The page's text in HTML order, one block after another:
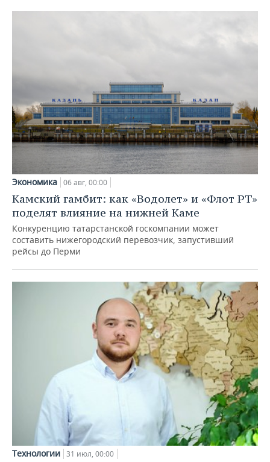
Экономика 06 авг, 00:00
Камский гамбит: как «Водолет» и «Флот РТ»
поделят влияние на нижней Каме
Конкуренцию татарстанской госкомпании может
составить нижегородский перевозчик, запустивший
рейсы до Перми
Технологии 31 июл, 00:00